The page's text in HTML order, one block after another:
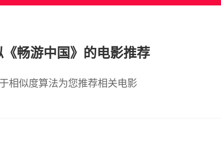
《畅游中国》的电影推荐
相似度算法为您推荐相关电影